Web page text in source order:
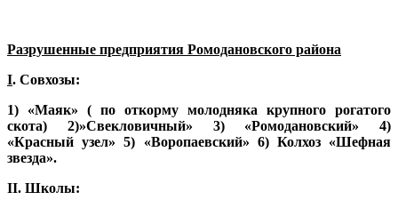
Разрушенные предприятия Ромодановского района
I. Совхозы:
1) «Маяк» ( по откорму молодняка крупного рогатого
скота) 2)»Свекловичный» 3) «Ромодановский» 4)
«Красный узел» 5) «Воропаевский» 6) Колхоз «Шефная
звезда».
II. Школы: